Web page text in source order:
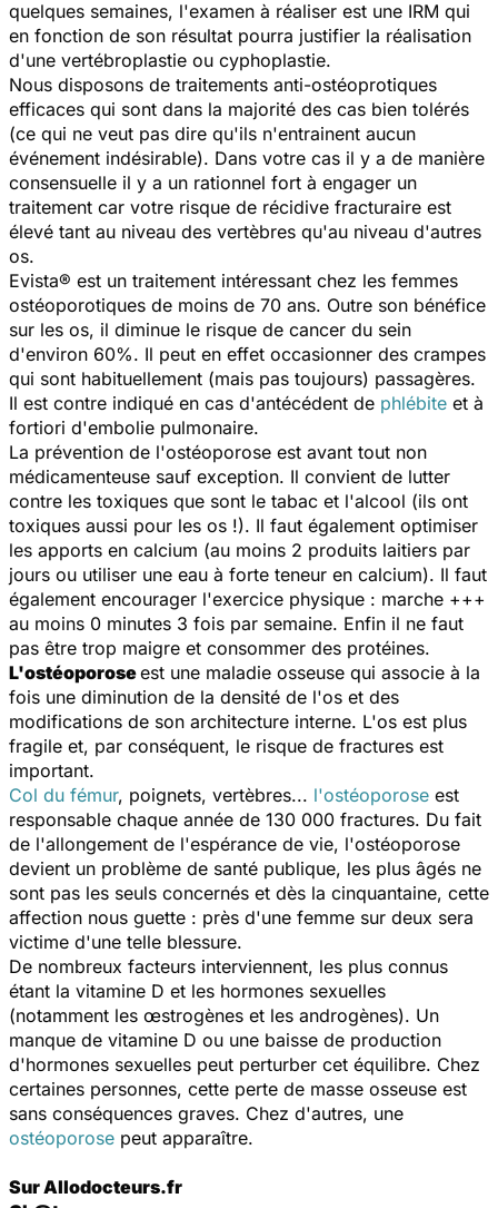
quelques semaines, l'examen à réaliser est une IRM qui
en fonction de son résultat pourra justifier la réalisation
d'une vertébroplastie ou cyphoplastie.
Nous disposons de traitements anti-ostéoprotiques
efficaces qui sont dans la majorité des cas bien tolérés
(ce qui ne veut pas dire qu'ils n'entrainent aucun
événement indésirable). Dans votre cas il y a de manière
consensuelle il y a un rationnel fort à engager un
traitement car votre risque de récidive fracturaire est
élevé tant au niveau des vertèbres qu'au niveau d'autres
os.
Evista® est un traitement intéressant chez les femmes
ostéoporotiques de moins de 70 ans. Outre son bénéfice
sur les os, il diminue le risque de cancer du sein
d'environ 60%. Il peut en effet occasionner des crampes
qui sont habituellement (mais pas toujours) passagères.
Il est contre indiqué en cas d'antécédent de phlébite et à
fortiori d'embolie pulmonaire.
La prévention de l'ostéoporose est avant tout non
médicamenteuse sauf exception. Il convient de lutter
contre les toxiques que sont le tabac et l'alcool (ils ont
toxiques aussi pour les os !). Il faut également optimiser
les apports en calcium (au moins 2 produits laitiers par
jours ou utiliser une eau à forte teneur en calcium). Il faut
également encourager l'exercice physique : marche +++
au moins 0 minutes 3 fois par semaine. Enfin il ne faut
pas être trop maigre et consommer des protéines.
L'ostéoporoseest une maladie osseuse qui associe à la
fois une diminution de la densité de l'os et des
modifications de son architecture interne. L'os est plus
fragile et, par conséquent, le risque de fractures est
important.
Col du fémur, poignets, vertèbres... l'ostéoporose est
responsable chaque année de 130 000 fractures. Du fait
de l'allongement de l'espérance de vie, l'ostéoporose
devient un problème de santé publique, les plus âgés ne
sont pas les seuls concernés et dès la cinquantaine, cette
affection nous guette : près d'une femme sur deux sera
victime d'une telle blessure.
De nombreux facteurs interviennent, les plus connus
étant la vitamine D et les hormones sexuelles
(notamment les œstrogènes et les androgènes). Un
manque de vitamine D ou une baisse de production
d'hormones sexuelles peut perturber cet équilibre. Chez
certaines personnes, cette perte de masse osseuse est
sans conséquences graves. Chez d'autres, une
ostéoporose peut apparaître.
Sur Allodocteurs.fr